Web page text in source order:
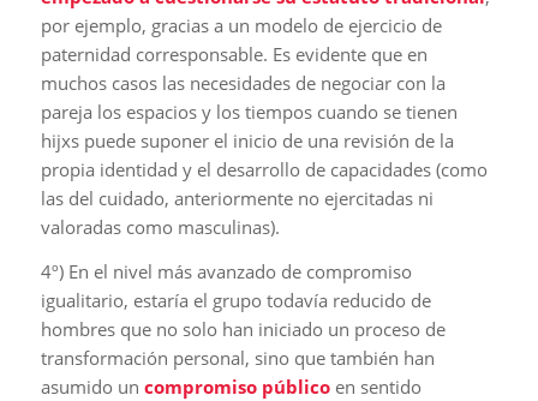
por ejemplo, gracias a un modelo de ejercicio de
paternidad corresponsable. Es evidente que en
muchos casos las necesidades de negociar con la
pareja los espacios y los tiempos cuando se tienen
hijxs puede suponer el inicio de una revisión de la
propia identidad y el desarrollo de capacidades (como
las del cuidado, anteriormente no ejercitadas ni
valoradas como masculinas).
4º) En el nivel más avanzado de compromiso
igualitario, estaría el grupo todavía reducido de
hombres que no solo han iniciado un proceso de
transformación personal, sino que también han
asumido un compromiso públicoen sentido